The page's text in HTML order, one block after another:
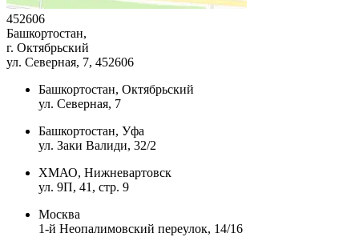
452606
Башкортостан,
г. Октябрьский
ул. Северная, 7, 452606
Башкортостан, Октябрьский
ул. Северная, 7
Башкортостан, Уфа
ул. Заки Валиди, 32/2
ХМАО, Нижневартовск
ул. 9П, 41, стр. 9
Москва
1-й Неопалимовский переулок, 14/16